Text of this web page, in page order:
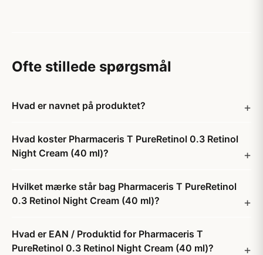
Ofte stillede spørgsmål
Hvad er navnet på produktet?
Hvad koster Pharmaceris T PureRetinol 0.3 Retinol
Night Cream (40 ml)?
Hvilket mærke står bag Pharmaceris T PureRetinol
0.3 Retinol Night Cream (40 ml)?
Hvad er EAN / Produktid for Pharmaceris T
PureRetinol 0.3 Retinol Night Cream (40 ml)?